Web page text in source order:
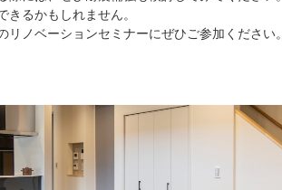
るかもしれません。
ノベーションセミナーにぜひご参加ください。